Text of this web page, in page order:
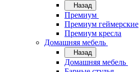
Назад
Премиум
Премиум геймерские
Премиум кресла
Домашняя мебель
Назад
Домашняя мебель